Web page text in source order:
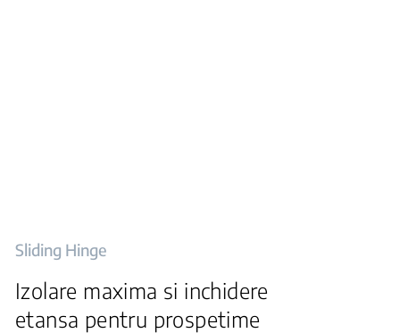
Sliding Hinge
Izolare maxima si inchidere
etansa pentru prospetime